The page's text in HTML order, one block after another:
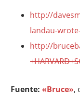
http://
landau-
http://
Fuente: «Bruce»,